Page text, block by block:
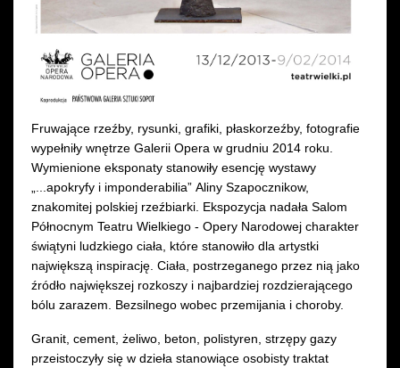
Fruwające rzeźby, rysunki, grafiki, płaskorzeźby, fotografie
wypełniły wnętrze Galerii Opera w grudniu 2014 roku.
Wymienione eksponaty stanowiły esencję wystawy
„...apokryfy i imponderabilia” Aliny Szapocznikow,
znakomitej polskiej rzeźbiarki. Ekspozycja nadała Salom
Północnym Teatru Wielkiego - Opery Narodowej charakter
świątyni ludzkiego ciała, które stanowiło dla artystki
największą inspirację. Ciała, postrzeganego przez nią jako
źródło największej rozkoszy i najbardziej rozdzierającego
bólu zarazem. Bezsilnego wobec przemijania i choroby.
Granit, cement, żeliwo, beton, polistyren, strzępy gazy
przeistoczyły się w dzieła stanowiące osobisty traktat